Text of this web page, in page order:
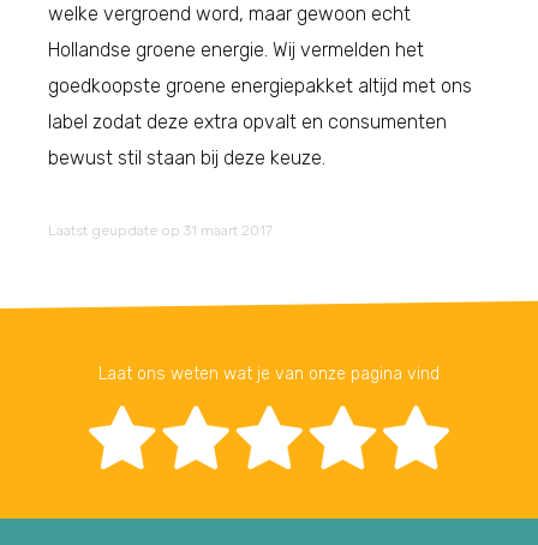
welke vergroend word, maar gewoon echt
Hollandse groene energie. Wij vermelden het
goedkoopste groene energiepakket altijd met ons
label zodat deze extra opvalt en consumenten
bewust stil staan bij deze keuze.
Laatst geupdate op 31 maart 2017
Laat ons weten wat je van onze pagina vind